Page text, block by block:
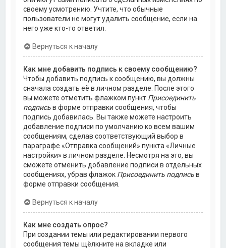
своему усмотрению. Учтите, что обычные
пользователи не могут удалить сообщение, если на
него уже кто-то ответил.
Вернуться к началу
Как мне добавить подпись к своему сообщению?
Чтобы добавить подпись к сообщению, вы должны
сначала создать её в личном разделе. После этого
вы можете отметить флажком пункт Присоединить
подписьв форме отправки сообщения, чтобы
подпись добавилась. Вы также можете настроить
добавление подписи по умолчанию ко всем вашим
сообщениям, сделав соответствующий выбор в
параграфе «Отправка сообщений» пункта «Личные
настройки» в личном разделе. Несмотря на это, вы
сможете отменить добавление подписи в отдельных
сообщениях, убрав флажок Присоединить подписьв
форме отправки сообщения.
Вернуться к началу
Как мне создать опрос?
При создании темы или редактировании первого
сообщения темы щёлкните на вкладке или